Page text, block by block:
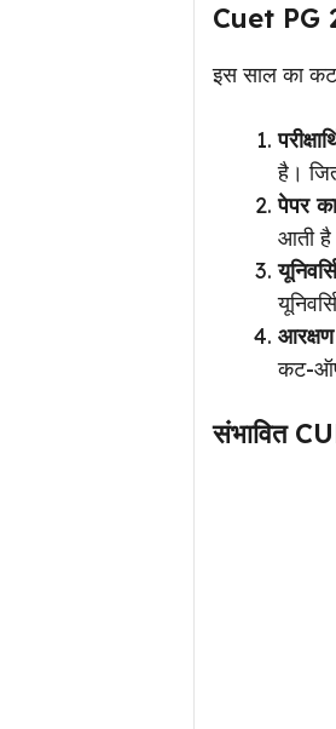
Cuet PG
इस साल का
है।
पेपर
आती
कट-ऑफ
संभावित